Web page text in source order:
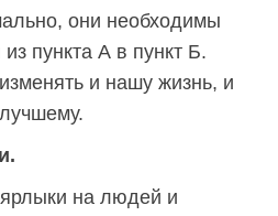
они необходимы
пункта А в пункт Б.
и нашу жизнь, и
ярлыки на людей и